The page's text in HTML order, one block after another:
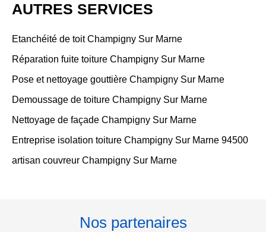
AUTRES SERVICES
Etanchéité de toit Champigny Sur Marne
Réparation fuite toiture Champigny Sur Marne
Pose et nettoyage gouttière Champigny Sur Marne
Demoussage de toiture Champigny Sur Marne
Nettoyage de façade Champigny Sur Marne
Entreprise isolation toiture Champigny Sur Marne 94500
artisan couvreur Champigny Sur Marne
Nos partenaires